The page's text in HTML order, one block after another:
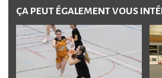
ÇA PEUT ÉGALEMENT VOUS